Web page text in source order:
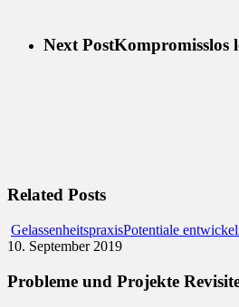
Next PostKompromisslos
Related Posts
GelassenheitspraxisPotentiale
10. September 2019
Probleme und Projekte